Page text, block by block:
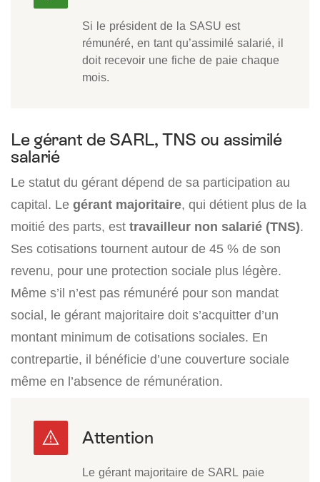
Si le président de la SASU est
rémunéré, en tant qu’assimilé salarié, il
doit recevoir une fiche de paie chaque
mois.
Le gérant de SARL, TNS ou assimilé
salarié
Le statut du gérant dépend de sa participation au
capital. Le gérant majoritaire, qui détient plus de la
moitié des parts, est travailleur non salarié (TNS).
Ses cotisations tournent autour de 45 % de son
revenu, pour une protection sociale plus légère.
Même s’il n’est pas rémunéré pour son mandat
social, le gérant majoritaire doit s’acquitter d’un
montant minimum de cotisations sociales. En
contrepartie, il bénéficie d’une couverture sociale
même en l’absence de rémunération.
Le gérant majoritaire de SARL paie